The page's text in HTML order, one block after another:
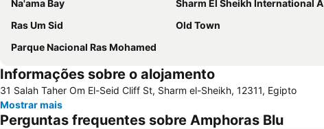
Na'ama Bay Sharm El Sheikh International Airport
Ras Um Sid
Old Town
Parque Nacional Ras Mohamed
Informações sobre o alojamento
31 Salah Taher Om El-Seid Cliff St, Sharm el-Sheikh, 12311, Egipto
Mostrar mais
Perguntas frequentes sobre Amphoras Blu